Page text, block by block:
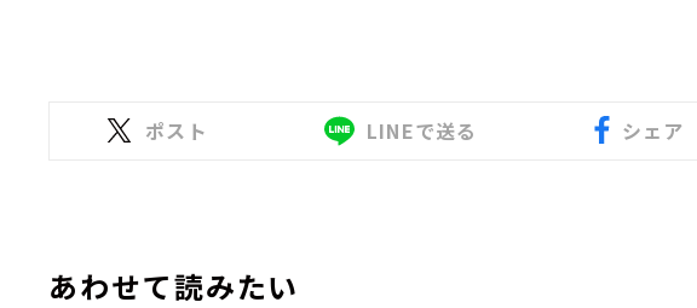
ポスト LINEで送る シェア
あわせて読みたい